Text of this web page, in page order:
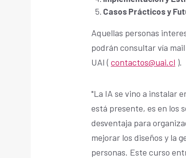
Casos Prácticos y
Aquellas personas
podrán consultar vía
UAI ( contactos@uai.cl ).
"La IA se vino a instalar
está presente, es en los
desventaja para
mejorar los diseños y la
personas. Este curso